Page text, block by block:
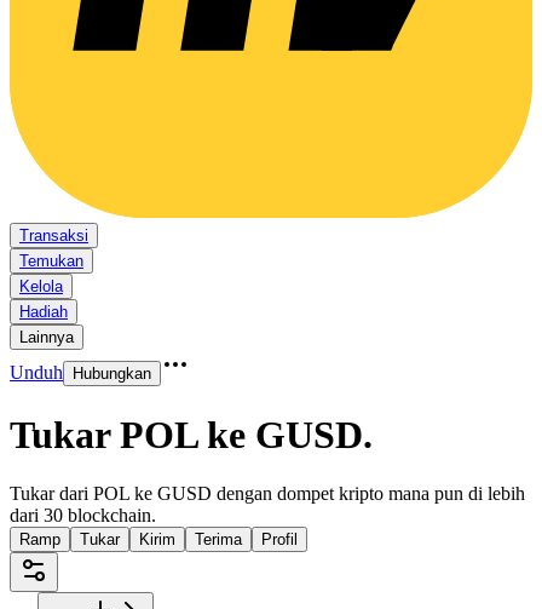
Transaksi
Temukan
Kelola
Hadiah
Lainnya
Unduh Hubungkan
Tukar POL ke GUSD.
Tukar dari POL ke GUSD dengan dompet kripto mana pun di lebih
dari 30 blockchain.
Ramp Tukar Kirim Terima Profil